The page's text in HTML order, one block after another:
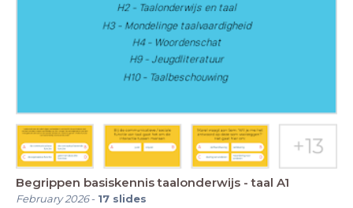
Begrippen basiskennis taalonderwijs - taal A1
February 2026- 17 slides